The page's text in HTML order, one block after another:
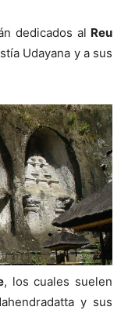
dedicados al Reu
Udayana y a sus
, los cuales suelen
y sus